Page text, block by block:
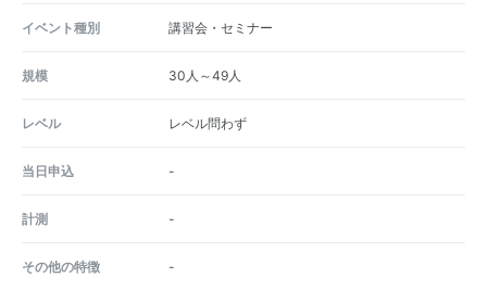
イベント種別 講習会・セミナー
規模 30人～49人
レベル レベル問わず
当日申込 -
計測 -
その他の特徴 -